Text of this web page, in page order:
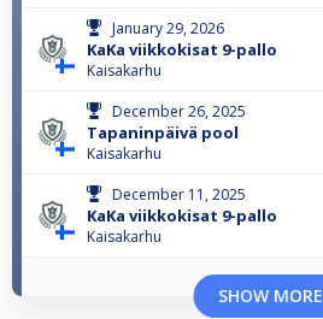
January 29, 2026
KaKa viikkokisat 9-pallo
Kaisakarhu
December 26, 2025
Tapaninpäivä pool
Kaisakarhu
December 11, 2025
KaKa viikkokisat 9-pallo
Kaisakarhu
SHOW MORE